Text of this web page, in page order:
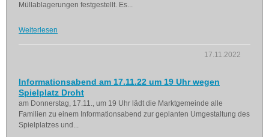
Müllablagerungen festgestellt. Es...
Weiterlesen
17.11.2022
Informationsabend am 17.11.22 um 19 Uhr wegen
Spielplatz Droht
am Donnerstag, 17.11., um 19 Uhr lädt die Marktgemeinde alle
Familien zu einem Informationsabend zur geplanten Umgestaltung des
Spielplatzes und...